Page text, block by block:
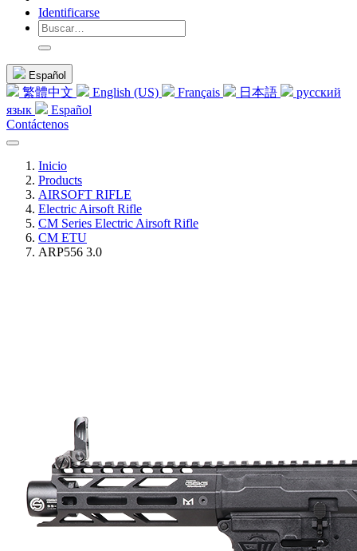
Identificarse
Español
繁體中文 English (US) Français 日本語
русский
язык
Español
Contáctenos
Inicio
Products
AIRSOFT RIFLE
Electric Airsoft Rifle
CM Series Electric Airsoft Rifle
CM ETU
ARP556 3.0